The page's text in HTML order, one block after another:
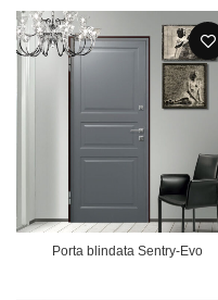
Porta blindata Sentry-Evo